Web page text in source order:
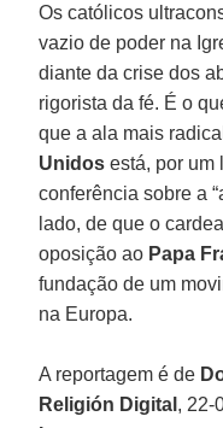
Os católicos
vazio de poder na
diante da crise dos
rigorista da fé. É o
que a ala mais
Unidos está, por um
conferência sobre a
lado, de que o cardeal
oposição ao Papa
fundação de um
na Europa.
A reportagem é de
Religión Digital , 22-